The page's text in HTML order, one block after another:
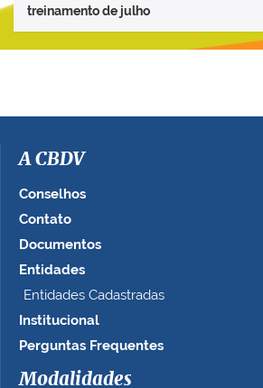
treinamento de julho
A CBDV
Conselhos
Contato
Documentos
Entidades
Entidades Cadastradas
Institucional
Perguntas Frequentes
Modalidades